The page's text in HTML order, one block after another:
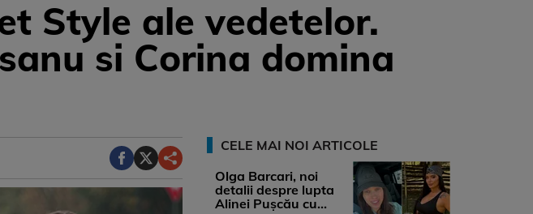
Style ale vedetelor.
si Corina domina
CELE MAI NOI ARTICOLE
Olga Barcari, noi
detalii despre lupta
Alinei Pușcău cu